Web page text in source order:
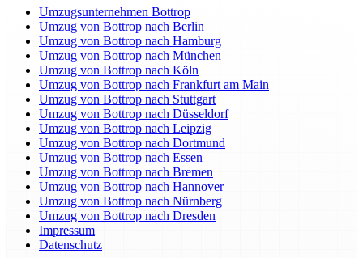
Umzugsunternehmen Bottrop
Umzug von Bottrop nach Berlin
Umzug von Bottrop nach Hamburg
Umzug von Bottrop nach München
Umzug von Bottrop nach Köln
Umzug von Bottrop nach Frankfurt am Main
Umzug von Bottrop nach Stuttgart
Umzug von Bottrop nach Düsseldorf
Umzug von Bottrop nach Leipzig
Umzug von Bottrop nach Dortmund
Umzug von Bottrop nach Essen
Umzug von Bottrop nach Bremen
Umzug von Bottrop nach Hannover
Umzug von Bottrop nach Nürnberg
Umzug von Bottrop nach Dresden
Impressum
Datenschutz